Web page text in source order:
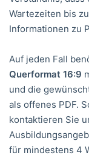
Wartezeiten bis
Informationen zu
Auf jeden Fall
Querformat 16:9
und die
als offenes PDF.
kontaktieren Sie
für mindestens 4